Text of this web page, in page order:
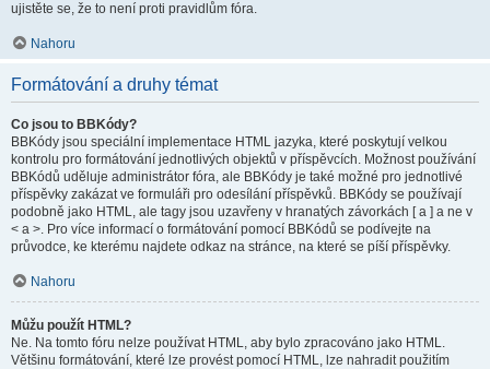
ujistěte se, že to není proti pravidlům fóra.
Nahoru
Formátování a druhy témat
Co jsou to BBKódy?
BBKódy jsou speciální implementace HTML jazyka, které poskytují velkou
kontrolu pro formátování jednotlivých objektů v příspěvcích. Možnost používání
BBKódů uděluje administrátor fóra, ale BBKódy je také možné pro jednotlivé
příspěvky zakázat ve formuláři pro odesílání příspěvků. BBKódy se používají
podobně jako HTML, ale tagy jsou uzavřeny v hranatých závorkách [ a ] a ne v
< a >. Pro více informací o formátování pomocí BBKódů se podívejte na
průvodce, ke kterému najdete odkaz na stránce, na které se píší příspěvky.
Nahoru
Můžu použít HTML?
Ne. Na tomto fóru nelze používat HTML, aby bylo zpracováno jako HTML.
Většinu formátování, které lze provést pomocí HTML, lze nahradit použitím